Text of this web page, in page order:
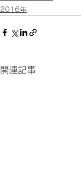
2016年
関連記事